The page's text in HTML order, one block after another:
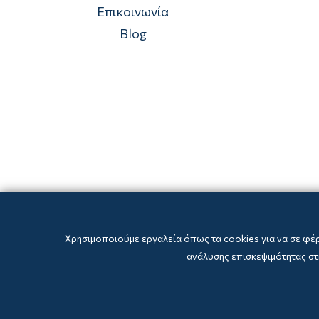
Επικοινωνία
Blog
Χρησιμοποιούμε εργαλεία όπως τα cookies για να σε
ανάλυσης επισκεψιμότητας